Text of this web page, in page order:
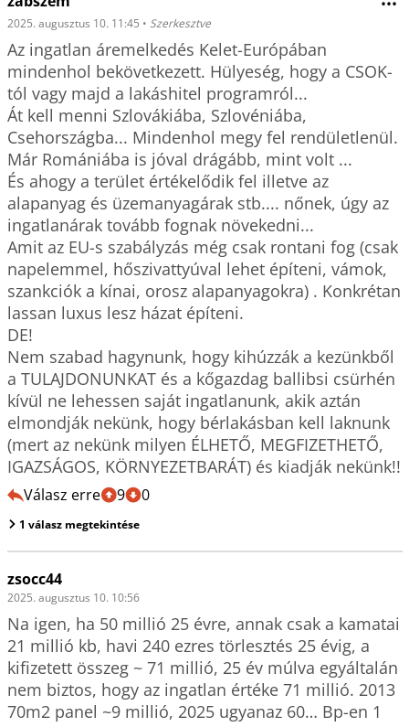
2025. augusztus 10. 11:45 • Szerkesztve
Az ingatlan áremelkedés Kelet-Európában
mindenhol bekövetkezett. Hülyeség, hogy a CSOK-
tól vagy majd a lakáshitel programról...
Át kell menni Szlovákiába, Szlovéniába,
Csehországba... Mindenhol megy fel rendületlenül.
Már Romániába is jóval drágább, mint volt ...
És ahogy a terület értékelődik fel illetve az
alapanyag és üzemanyagárak stb.... nőnek, úgy az
ingatlanárak tovább fognak növekedni...
Amit az EU-s szabályzás még csak rontani fog (csak
napelemmel, hőszivattyúval lehet építeni, vámok,
szankciók a kínai, orosz alapanyagokra) . Konkrétan
lassan luxus lesz házat építeni.
DE!
Nem szabad hagynunk, hogy kihúzzák a kezünkből
a TULAJDONUNKAT és a kőgazdag ballibsi csürhén
kívül ne lehessen saját ingatlanunk, akik aztán
elmondják nekünk, hogy bérlakásban kell laknunk
(mert az nekünk milyen ÉLHETŐ, MEGFIZETHETŐ,
Válasz erre 9 0
1 válasz megtekintése
zsocc44
2025. augusztus 10. 10:56
Na igen, ha 50 millió 25 évre, annak csak a kamatai
21 millió kb, havi 240 ezres törlesztés 25 évig, a
kifizetett összeg ~ 71 millió, 25 év múlva egyáltalán
nem biztos, hogy az ingatlan értéke 71 millió. 2013
70m2 panel ~9 millió, 2025 ugyanaz 60… Bp-en 1